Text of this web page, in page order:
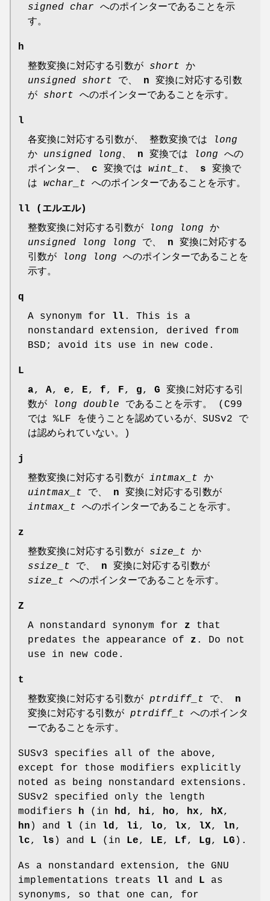
signed char へのポインターであることを示
す。
h
整数変換に対応する引数が short か
unsigned short で、 n 変換に対応する引数
が short へのポインターであることを示す。
l
各変換に対応する引数が、 整数変換では
long
か unsigned long、 n 変換では long への
ポインター、 c 変換では wint_t、 s 変換で
は wchar_t へのポインターであることを示す。
ll (エルエル)
整数変換に対応する引数が
long long か
unsigned long long で、 n 変換に対応する
引数が
long long へのポインターであることを
示す。
q
A synonym for ll . This is a
nonstandard extension, derived from
BSD; avoid its use in new code.
L
a, A, e, E, f, F, g, G 変換に対応する引
数が
long double であることを示す。 (C99
では %LF を使うことを認めているが、SUSv2 で
は認められていない。)
j
整数変換に対応する引数が intmax_t か
uintmax_t で、 n 変換に対応する引数が
intmax_t へのポインターであることを示す。
z
整数変換に対応する引数が size_t か
ssize_t で、 n 変換に対応する引数が
size_t へのポインターであることを示す。
Z
A nonstandard synonym for z that
predates the appearance of z . Do not
use in new code.
t
整数変換に対応する引数が ptrdiff_t で、 n
変換に対応する引数が ptrdiff_t へのポインタ
ーであることを示す。
SUSv3 specifies all of the above,
except for those modifiers explicitly
noted as being nonstandard extensions.
SUSv2 specified only the length
modifiers
h (in hd , hi, ho, hx, hX,
hn ) and l (in ld , li, lo, lx, lX, ln,
lc, ls ) and L (in Le, LE, Lf, Lg, LG ).
As a nonstandard extension, the GNU
implementations treats ll and L as
synonyms, so that one can, for